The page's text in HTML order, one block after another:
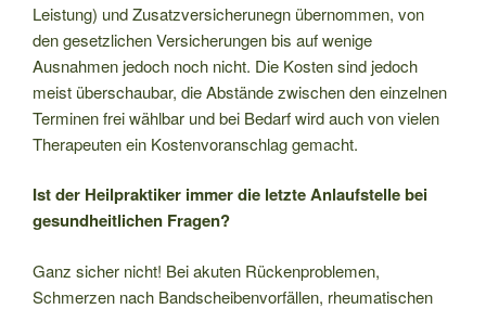
Leistung) und Zusatzversicherunegn übernommen, von
den gesetzlichen Versicherungen bis auf wenige
Ausnahmen jedoch noch nicht. Die Kosten sind jedoch
meist überschaubar, die Abstände zwischen den einzelnen
Terminen frei wählbar und bei Bedarf wird auch von vielen
Therapeuten ein Kostenvoranschlag gemacht.
Ist der Heilpraktiker immer die letzte Anlaufstelle bei
gesundheitlichen Fragen?
Ganz sicher nicht! Bei akuten Rückenproblemen,
Schmerzen nach Bandscheibenvorfällen, rheumatischen